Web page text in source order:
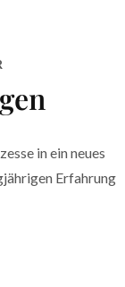
in ein neues
Erfahrung